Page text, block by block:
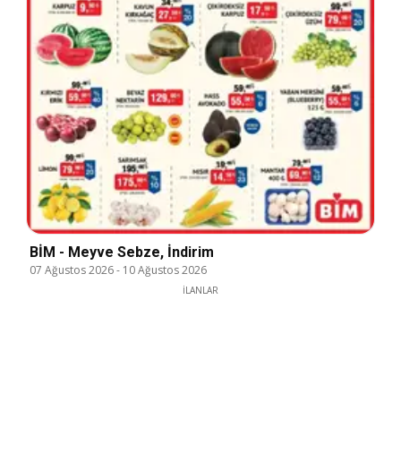
BİM - Meyve Sebze, İndirim
07 Ağustos 2026- 10 Ağustos 2026
İLANLAR